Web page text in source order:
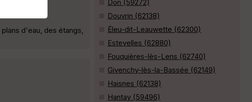
d'eau, des étangs,
Don (59272)
Douvrin (62138)
Éleu-dit-Leauwette (62300)
Estevelles (62880)
Fouquières-lès-Lens (62740)
Givenchy-lès-la-Bassée (62149)
Haisnes (62138)
Hantay (59496)